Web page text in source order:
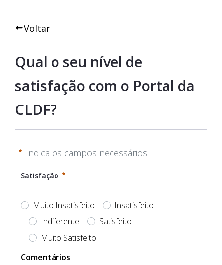
Voltar
Qual o seu nível de
satisfação com o Portal da
CLDF?
Indica os campos necessários
Satisfação
Muito Insatisfeito
Insatisfeito
Indiferente
Satisfeito
Muito Satisfeito
Obrigatório
Comentários